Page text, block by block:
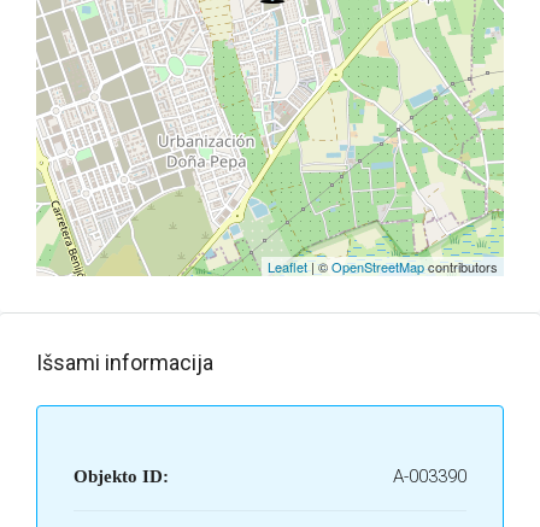
Leaflet| ©OpenStreetMapcontributors
Išsami informacija
Objekto ID: A-003390